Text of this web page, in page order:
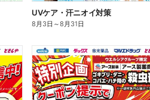
UVケア・汗ニオイ対策
8月3日 ～8月31日